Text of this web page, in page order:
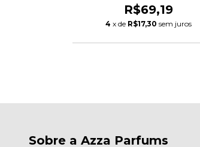
R$69,19
4 x de R$17,30 sem juros
Sobre a Azza Parfums